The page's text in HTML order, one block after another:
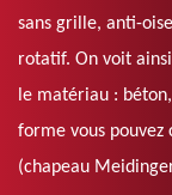
sans grille, anti-
rotatif. On voit
le matériau :
forme vous pouvez
(chapeau